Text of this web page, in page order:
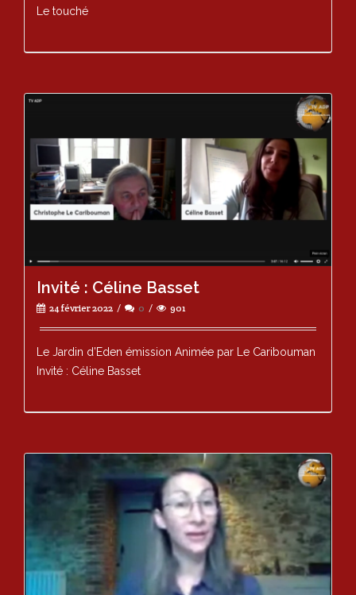
Le touché
Invité : Céline Basset
24 février 2022 0 901
Le Jardin d’Eden émission Animée par Le Caribouman
Invité : Céline Basset